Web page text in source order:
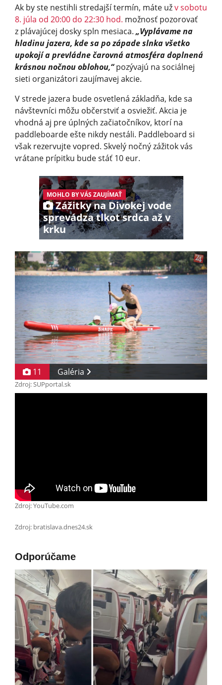
Ak by ste nestihli stredajší termín, máte užv sobotu
8. júla od 20:00 do 22:30 hod. možnosť pozorovať
z plávajúcej dosky spln mesiaca. „Vyplávame na
hladinu jazera, kde sa po západe slnka všetko
upokojí a prevládne čarovná atmosféra doplnená
krásnou nočnou oblohou,“pozývajú na sociálnej
sieti organizátori zaujímavej akcie.
V strede jazera bude osvetlená základňa, kde sa
návštevníci môžu občerstviť a osviežiť. Akcia je
vhodná aj pre úplných začiatočníkov, ktorí na
paddleboarde ešte nikdy nestáli. Paddleboard si
však rezervujte vopred. Skvelý nočný zážitok vás
vrátane prípitku bude stáť 10 eur.
MOHLO BY VÁS ZAUJÍMAŤ
Zážitky na Divokej vode
sprevádza tlkot srdca až v
krku
11 Galéria
Zdroj: SUPportal.sk
Zdroj: YouTube.com
Zdroj: bratislava.dnes24.sk
Odporúčame